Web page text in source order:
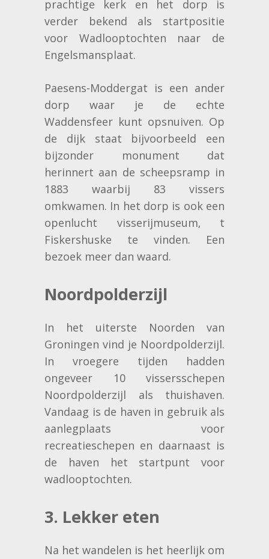
prachtige kerk en het dorp is
verder bekend als startpositie
voor Wadlooptochten naar de
Engelsmansplaat.
Paesens-Moddergat is een ander
dorp waar je de echte
Waddensfeer kunt opsnuiven. Op
de dijk staat bijvoorbeeld een
bijzonder monument dat
herinnert aan de scheepsramp in
1883 waarbij 83 vissers
omkwamen. In het dorp is ook een
openlucht visserijmuseum‚ t
Fiskershuske te vinden. Een
bezoek meer dan waard.
Noordpolderzijl
In het uiterste Noorden van
Groningen vind je Noordpolderzijl.
In vroegere tijden hadden
ongeveer 10 vissersschepen
Noordpolderzijl als thuishaven.
Vandaag is de haven in gebruik als
aanlegplaats voor
recreatieschepen en daarnaast is
de haven het startpunt voor
wadlooptochten.
3. Lekker eten
Na het wandelen is het heerlijk om